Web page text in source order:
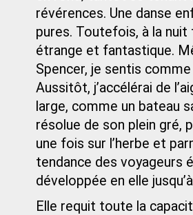
révérences. Une danse
pures. Toutefois, à la
étrange et fantastique.
Spencer, je sentis
Aussitôt, j’accélérai de
large, comme un bateau
résolue de son plein gré,
une fois sur l’herbe et
tendance des voyageurs
développée en elle
Elle requit toute la